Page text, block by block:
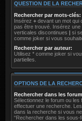
QUESTION DE LA
Rechercher par mots-clés:
Insérez + devant un mot qui
pas être trouvé. Insérez
verticales discontinues | si
comme joker si vous
Rechercher par auteur:
Utilisez * comme joker si
partielles.
OPTIONS DE LA
Rechercher dans les
Sélectionnez le forum ou
effectuer une recherche.
dans la recherche si vous
“Rechercher dans les sous-